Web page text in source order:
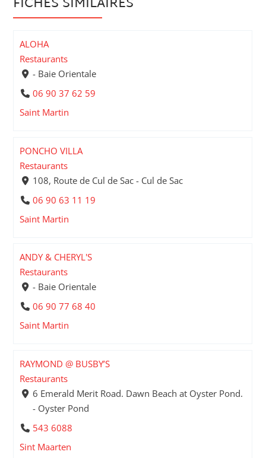
ALOHA
Restaurants
- Baie Orientale
06 90 37 62 59
Saint Martin
PONCHO VILLA
Restaurants
108, Route de Cul de Sac - Cul de Sac
06 90 63 11 19
Saint Martin
ANDY & CHERYL'S
Restaurants
- Baie Orientale
06 90 77 68 40
Saint Martin
RAYMOND @ BUSBY’S
Restaurants
6 Emerald Merit Road. Dawn Beach at Oyster Pond.
- Oyster Pond
543 6088
Sint Maarten